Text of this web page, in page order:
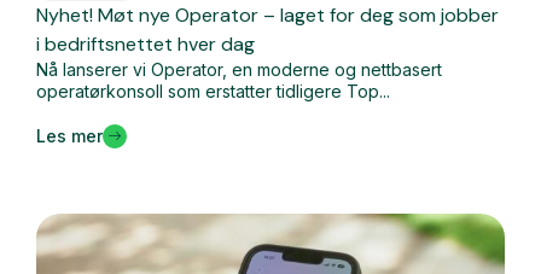
Nyhet! Møt nye Operator – laget for deg som jobber
i bedriftsnettet hver dag
Nå lanserer vi Operator, en moderne og nettbasert
operatørkonsoll som erstatter tidligere Top...
Les mer